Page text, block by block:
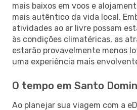
mais baixos em voos e
mais autêntico da vida local.
atividades ao ar livre possam
às condições climatéricas, as
estarão provavelmente menos
uma experiência mais
O tempo em Santo
Ao planejar sua viagem com a